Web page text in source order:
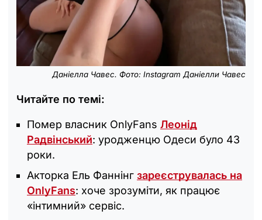
Даніелла Чавес. Фото: Instagram Даніелли Чавес
Читайте по темі:
Помер власник OnlyFans Леонід
Радвінський: уродженцю Одеси було 43
роки.
Акторка Ель Фаннінг зареєструвалась на
OnlyFans: хоче зрозуміти, як працює
«інтимний» сервіс.